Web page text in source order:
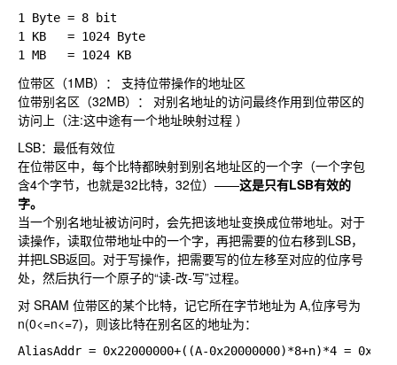
1 Byte = 8 bit
1 KB   = 1024 Byte
位带区（1MB）： 支持位带操作的地址区
位带别名区（32MB）： 对别名地址的访问最终作用到位带区的
访问上（注:这中途有一个地址映射过程 ）
LSB：最低有效位
在位带区中，每个比特都映射到别名地址区的一个字（一个字包
含4个字节，也就是32比特，32位）——这是只有LSB有效的
字。
当一个别名地址被访问时，会先把该地址变换成位带地址。对于
读操作，读取位带地址中的一个字，再把需要的位右移到LSB，
并把LSB返回。对于写操作，把需要写的位左移至对应的位序号
处，然后执行一个原子的“读-改-写”过程。
对 SRAM 位带区的某个比特，记它所在字节地址为 A,位序号为
n(0<=n<=7)，则该比特在别名区的地址为：